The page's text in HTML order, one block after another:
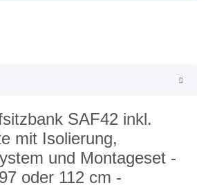
SAF42 inkl.
mit Isolierung,
und Montageset -
oder 112 cm -